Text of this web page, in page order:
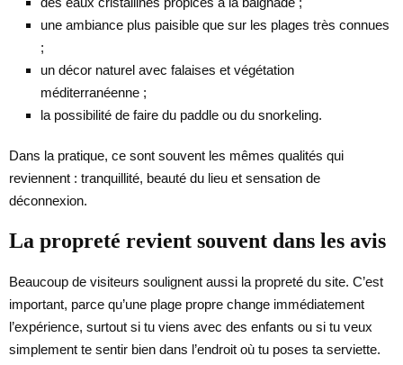
une ambiance plus paisible que sur les plages très connues
;
un décor naturel avec falaises et végétation
méditerranéenne ;
la possibilité de faire du paddle ou du snorkeling.
Dans la pratique, ce sont souvent les mêmes qualités qui
reviennent : tranquillité, beauté du lieu et sensation de
déconnexion.
La propreté revient souvent dans les avis
Beaucoup de visiteurs soulignent aussi la propreté du site. C’est
important, parce qu’une plage propre change immédiatement
l’expérience, surtout si tu viens avec des enfants ou si tu veux
simplement te sentir bien dans l’endroit où tu poses ta serviette.